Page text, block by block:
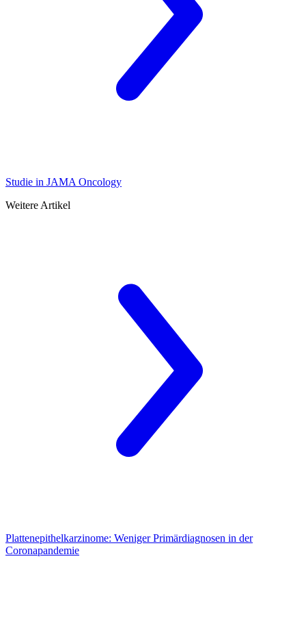
Studie in JAMA Oncology
Weitere Artikel
Plattenepithelkarzinome: Weniger Primärdiagnosen in der
Coronapandemie